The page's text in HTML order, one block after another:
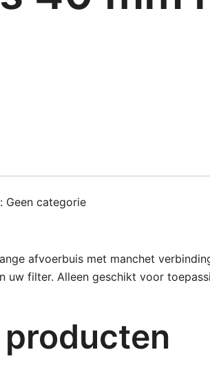
Geen categorie
afvoerbuis met manchet
filter. Alleen geschikt voor